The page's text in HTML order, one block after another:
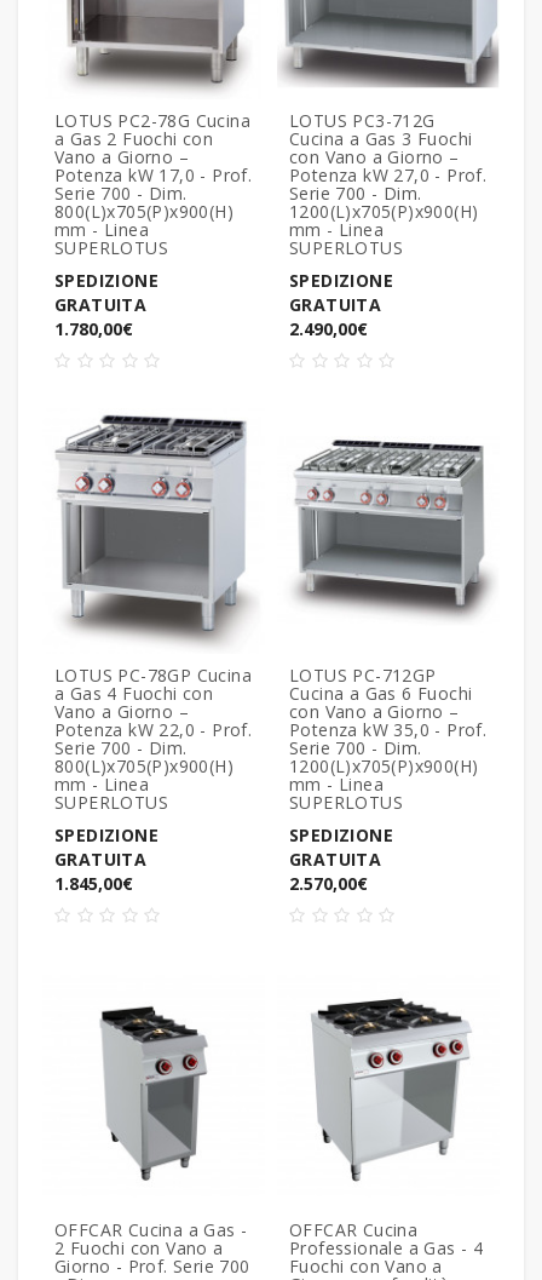
LOTUS PC2-78G Cucina
a Gas 2 Fuochi con
Vano a Giorno –
Potenza kW 17,0 - Prof.
Serie 700 - Dim.
800(L)x705(P)x900(H)
mm - Linea
SUPERLOTUS
SPEDIZIONE
GRATUITA
1.780,00€
LOTUS PC3-712G
Cucina a Gas 3 Fuochi
con Vano a Giorno –
Potenza kW 27,0 - Prof.
Serie 700 - Dim.
1200(L)x705(P)x900(H)
mm - Linea
SUPERLOTUS
SPEDIZIONE
GRATUITA
2.490,00€
LOTUS PC-78GP Cucina
a Gas 4 Fuochi con
Vano a Giorno –
Potenza kW 22,0 - Prof.
Serie 700 - Dim.
800(L)x705(P)x900(H)
mm - Linea
SUPERLOTUS
SPEDIZIONE
GRATUITA
1.845,00€
LOTUS PC-712GP
Cucina a Gas 6 Fuochi
con Vano a Giorno –
Potenza kW 35,0 - Prof.
Serie 700 - Dim.
1200(L)x705(P)x900(H)
mm - Linea
SUPERLOTUS
SPEDIZIONE
GRATUITA
2.570,00€
OFFCAR Cucina a Gas -
2 Fuochi con Vano a
Giorno - Prof. Serie 700
OFFCAR Cucina
Professionale a Gas - 4
Fuochi con Vano a